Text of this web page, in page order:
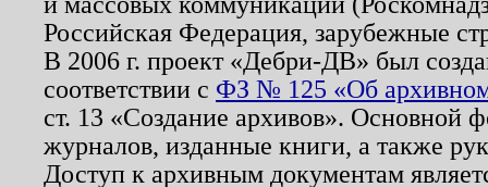
Российская Федерация, зарубежные
В 2006 г. проект «Дебри-ДВ» был
соответствии с ФЗ № 125 «Об
ст. 13 «Создание архивов». Основной
журналов, изданные книги, а также
Доступ к архивным документам